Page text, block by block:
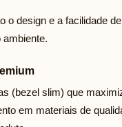
o design e a facilidade
ambiente.
(bezel slim) que
em materiais de